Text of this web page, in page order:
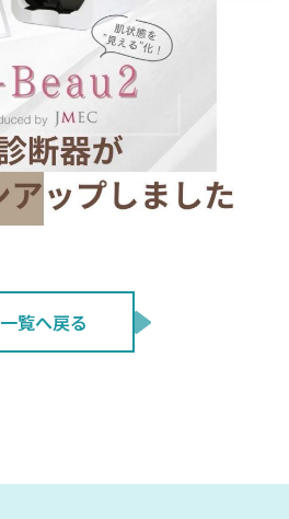
一覧へ戻る